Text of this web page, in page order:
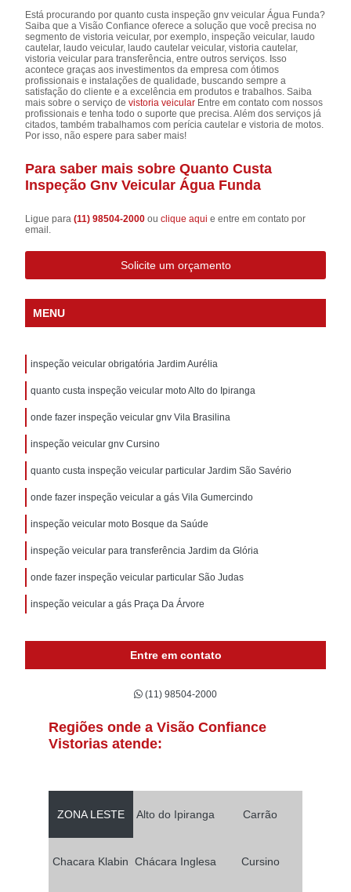
Está procurando por quanto custa inspeção gnv veicular Água Funda?
Saiba que a Visão Confiance oferece a solução que você precisa no
segmento de vistoria veicular, por exemplo, inspeção veicular, laudo
cautelar, laudo veicular, laudo cautelar veicular, vistoria cautelar,
vistoria veicular para transferência, entre outros serviços. Isso
acontece graças aos investimentos da empresa com ótimos
profissionais e instalações de qualidade, buscando sempre a
satisfação do cliente e a excelência em produtos e trabalhos. Saiba
mais sobre o serviço devistoria veicular Entre em contato com nossos
profissionais e tenha todo o suporte que precisa. Além dos serviços já
citados, também trabalhamos com perícia cautelar e vistoria de motos.
Por isso, não espere para saber mais!
Para saber mais sobre Quanto Custa
Inspeção Gnv Veicular Água Funda
Ligue para(11) 98504-2000ouclique aqui e entre em contato por
email.
Solicite um orçamento
MENU
inspeção veicular obrigatória Jardim Aurélia
quanto custa inspeção veicular moto Alto do Ipiranga
onde fazer inspeção veicular gnv Vila Brasilina
inspeção veicular gnv Cursino
quanto custa inspeção veicular particular Jardim São Savério
onde fazer inspeção veicular a gás Vila Gumercindo
inspeção veicular moto Bosque da Saúde
inspeção veicular para transferência Jardim da Glória
onde fazer inspeção veicular particular São Judas
inspeção veicular a gás Praça Da Árvore
Entre em contato
(11) 98504-2000
Regiões onde a Visão Confiance
Vistorias atende:
ZONA LESTE Alto do Ipiranga Carrão
Chacara Klabin Chácara Inglesa Cursino